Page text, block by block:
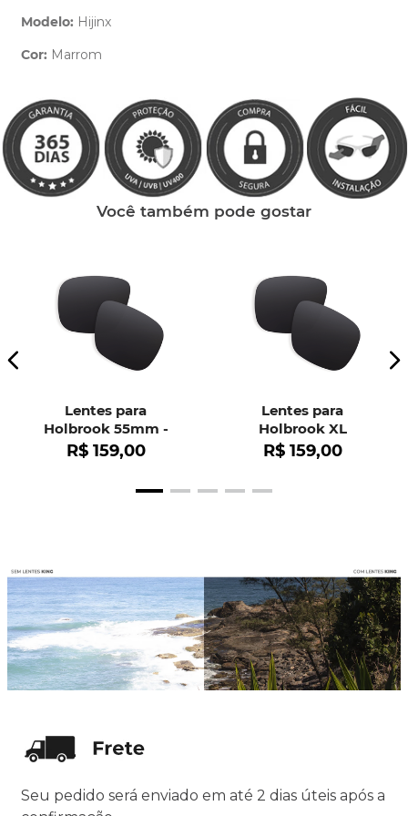
Modelo: Hijinx
Cor: Marrom
Você também pode gostar
Lentes para
Holbrook 55mm -
OO9102
R$ 159,00
Lentes para
Holbrook XL
R$ 159,00
Seu pedido será enviado em até 2 dias úteis após a